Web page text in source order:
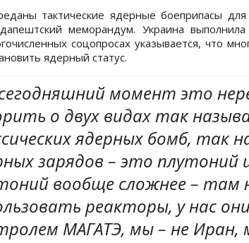
тактические ядерные боеприпасы
меморандум. Украина выполнила
соцопросах указывается, что
ядерный статус.
момент это
о двух видах так
ядерных бомб, так
зарядов – это плутоний
вообще сложнее – там
реакторы, у нас
МАГАТЭ, мы – не Иран,